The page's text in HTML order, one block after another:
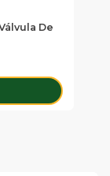
De